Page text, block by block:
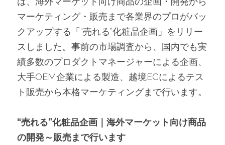
マーケティング・販売まで各業界のプロがバッ
クアップする「“売れる”化粧品企画」をリリー
スしました。事前の市場調査から、国内でも実
績多数のプロダクトマネージャーによる企画、
大手OEM企業による製造、越境ECによるテス
ト販売から本格マーケティングまで行います。
“売れる”化粧品企画｜海外マーケット向け商品
の開発～販売まで行います